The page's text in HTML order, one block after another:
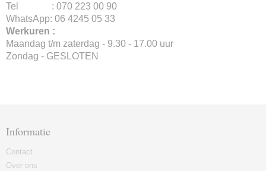
Tel : 070 223 00 90
WhatsApp: 06 4245 05 33
Werkuren :
Maandag t/m zaterdag - 9.30 - 17.00 uur
Zondag - GESLOTEN
Informatie
Contact
Over ons